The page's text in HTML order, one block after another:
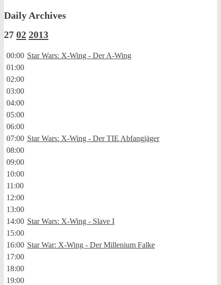
Daily Archives
27 02 2013
00:00 Star Wars: X-Wing - Der A-Wing
01:00
02:00
03:00
04:00
05:00
06:00
07:00 Star Wars: X-Wing - Der TIE Abfangjäger
08:00
09:00
10:00
11:00
12:00
13:00
14:00 Star Wars: X-Wing - Slave I
15:00
16:00 Star War: X-Wing - Der Millenium Falke
17:00
18:00
19:00